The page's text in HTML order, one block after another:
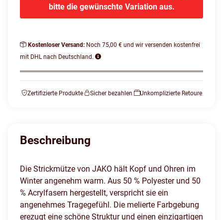
bitte die gewünschte Variation aus.
Kostenloser Versand: Noch 75,00 € und wir versenden kostenfrei
mit DHL nach Deutschland.
Zertifizierte Produkte Sicher bezahlen Unkomplizierte Retoure
Beschreibung
Die Strickmütze von JAKO hält Kopf und Ohren im
Winter angenehm warm. Aus 50 % Polyester und 50
% Acrylfasern hergestellt, verspricht sie ein
angenehmes Tragegefühl. Die melierte Farbgebung
erezugt eine schöne Struktur und einen einzigartigen